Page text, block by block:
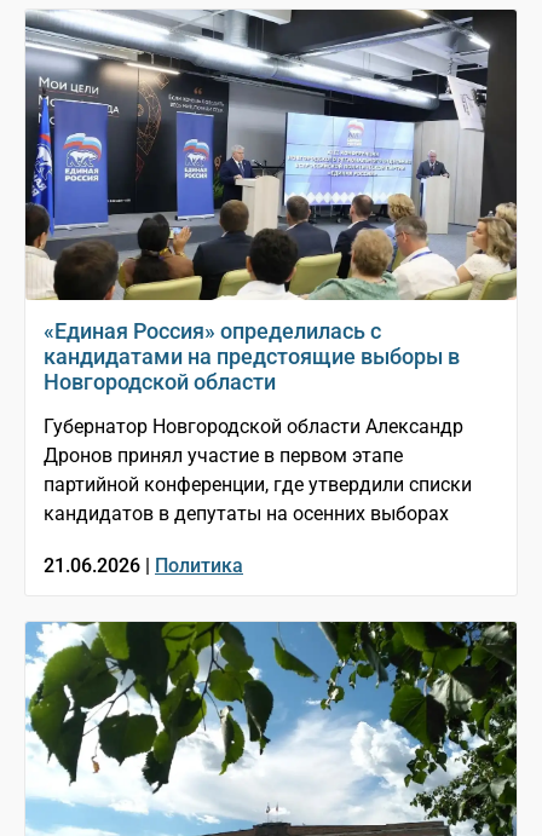
«Единая Россия» определилась с
кандидатами на предстоящие выборы в
Новгородской области
Губернатор Новгородской области Александр
Дронов принял участие в первом этапе
партийной конференции, где утвердили списки
кандидатов в депутаты на осенних выборах
21.06.2026 | Политика